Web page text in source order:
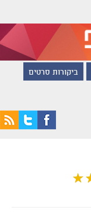
ביקורות סרטים